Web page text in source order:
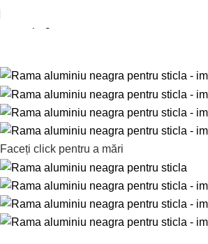
Faceți click pentru a mări